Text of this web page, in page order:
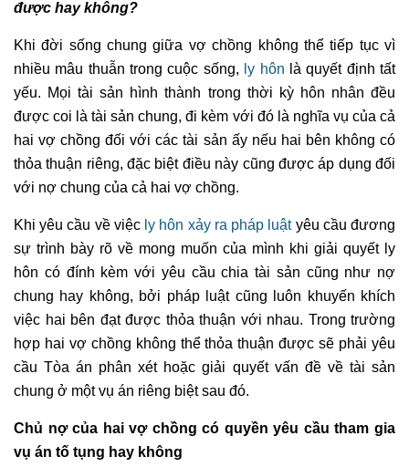
được hay không?
Khi đời sống chung giữa vợ chồng không thể tiếp tục vì
nhiều mâu thuẫn trong cuộc sống, ly hôn là quyết định tất
yếu. Mọi tài sản hình thành trong thời kỳ hôn nhân đều
được coi là tài sản chung, đi kèm với đó là nghĩa vụ của cả
hai vợ chồng đối với các tài sản ấy nếu hai bên không có
thỏa thuận riêng, đặc biệt điều này cũng được áp dụng đối
với nợ chung của cả hai vợ chồng.
Khi yêu cầu về việcly hôn xảy ra pháp luậtyêu cầu đương
sự trình bày rõ về mong muốn của mình khi giải quyết ly
hôn có đính kèm với yêu cầu chia tài sản cũng như nợ
chung hay không, bởi pháp luật cũng luôn khuyến khích
việc hai bên đạt được thỏa thuận với nhau. Trong trường
hợp hai vợ chồng không thể thỏa thuận được sẽ phải yêu
cầu Tòa án phân xét hoặc giải quyết vấn đề về tài sản
chung ở một vụ án riêng biệt sau đó.
Chủ nợ của hai vợ chồng có quyền yêu cầu tham gia
vụ án tố tụng hay không